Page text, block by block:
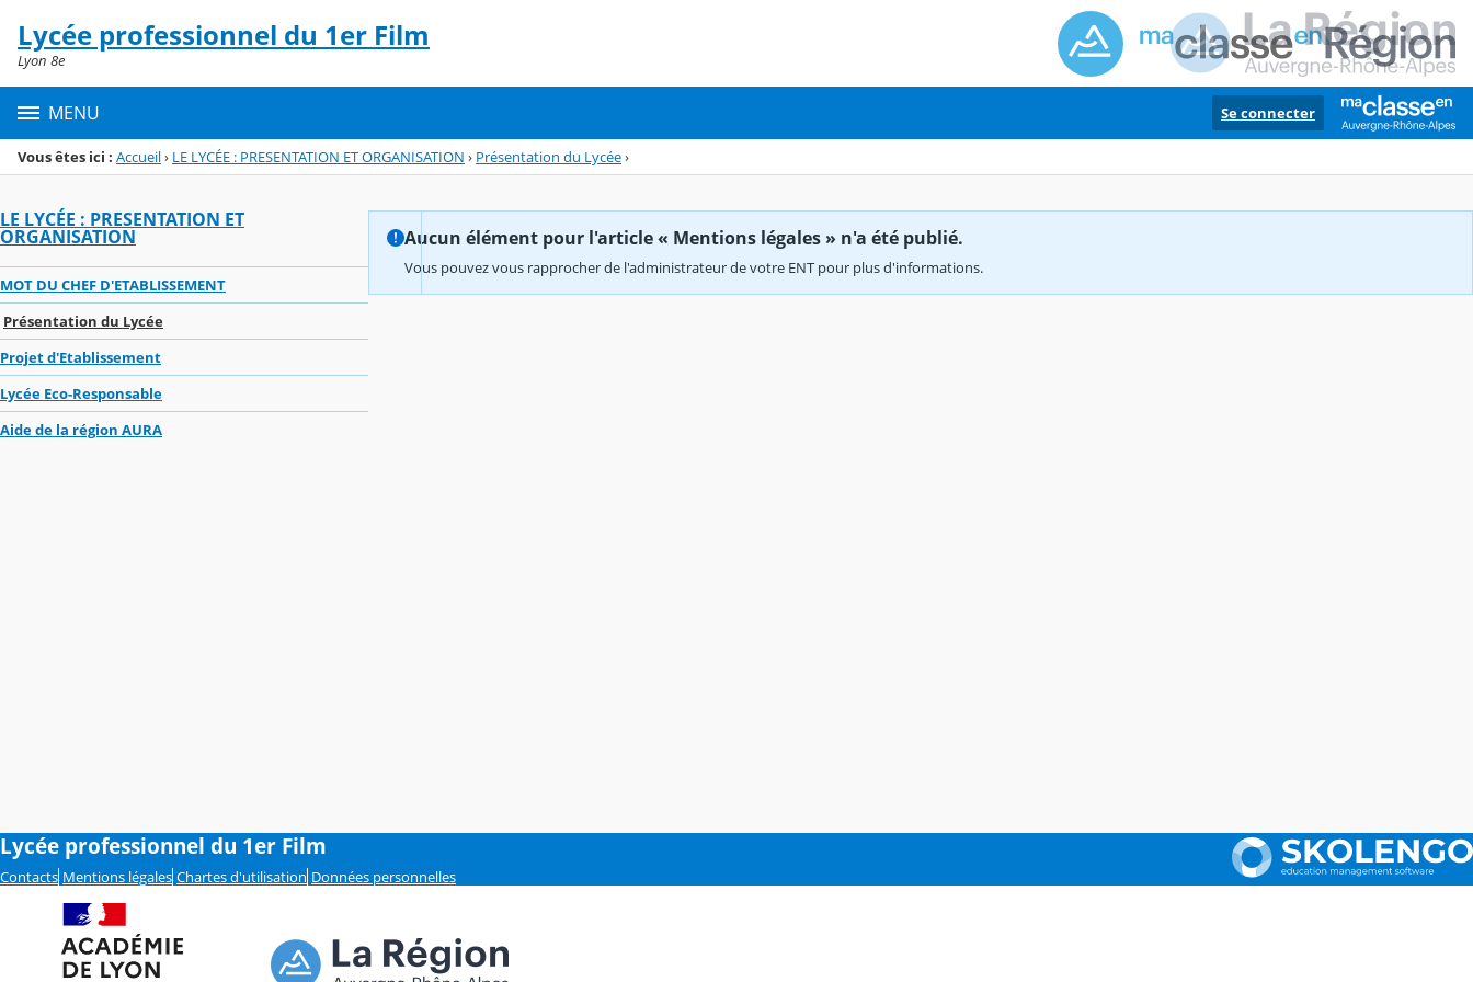
Menu de la rubrique
Contenu
Lycée professionnel du 1er Film
Lyon 8e
MENU Se connecter
Vous êtes ici : Accueil› LE LYCÉE : PRESENTATION ET ORGANISATION › Présentation du Lycée›
LE LYCÉE : PRESENTATION ET
ORGANISATION
MOT DU CHEF D'ETABLISSEMENT
Présentation du Lycée
Projet d'Etablissement
Lycée Eco-Responsable
Aide de la région AURA
Aucun élément pour l'article « Mentions légales » n'a été publié.
Vous pouvez vous rapprocher de l'administrateur de votre ENT pour plus d'informations.
Lycée professionnel du 1er Film
Contacts Mentions légales Chartes d'utilisation Données personnelles